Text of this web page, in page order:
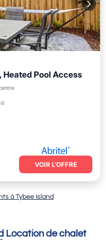
Heated Pool Access
)
VOIR L’OFFRE
à Tybee Island
Location de chalet